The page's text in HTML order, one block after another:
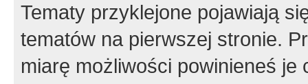
Tematy przyklejone pojawiają
tematów na pierwszej stronie.
miarę możliwości powinieneś je